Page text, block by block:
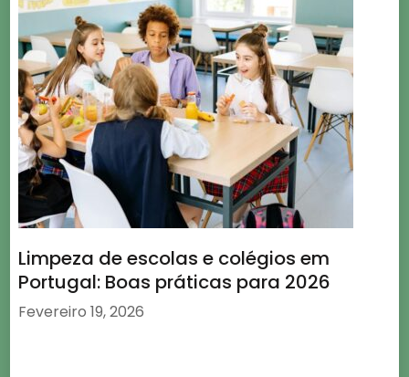
Limpeza de escolas e colégios em
Portugal: Boas práticas para 2026
Fevereiro 19, 2026